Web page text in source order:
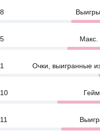
8
5 Макс.
1 Очки, выигранные
10
11